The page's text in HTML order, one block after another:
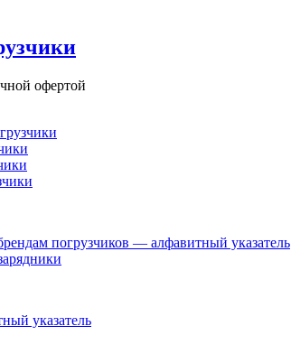
офертой
погрузчиков — алфавитный указатель
указатель